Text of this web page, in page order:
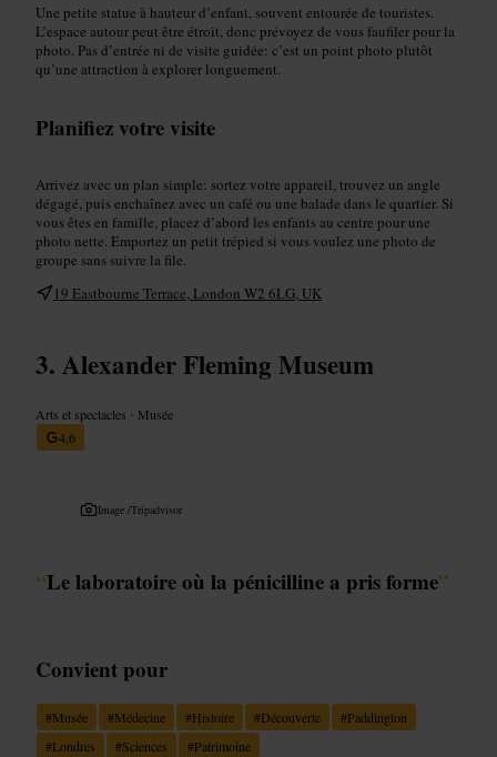
Une petite statue à hauteur d’enfant, souvent entourée de touristes.
L’espace autour peut être étroit, donc prévoyez de vous faufiler pour la
photo. Pas d’entrée ni de visite guidée: c’est un point photo plutôt
qu’une attraction à explorer longuement.
Planifiez votre visite
Arrivez avec un plan simple: sortez votre appareil, trouvez un angle
dégagé, puis enchaînez avec un café ou une balade dans le quartier. Si
vous êtes en famille, placez d’abord les enfants au centre pour une
photo nette. Emportez un petit trépied si vous voulez une photo de
groupe sans suivre la file.
19 Eastbourne Terrace, London W2 6LG, UK
Alexander Fleming Museum
Arts et spectacles • Musée
4,6
Image /Tripadvisor
“Le laboratoire où la pénicilline a pris forme”
Convient pour
#Musée #Médecine #Histoire #Découverte #Paddington
#Londres #Sciences #Patrimoine